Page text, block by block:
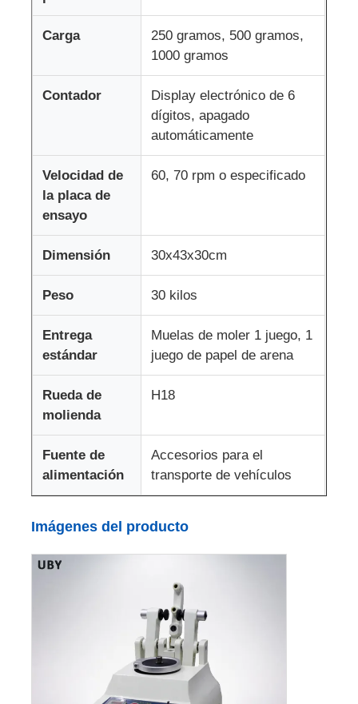
Máquina de prueba de impacto
Máquina de prueba de la abrasión
equipo de prueba de goma
Equipos de prueba de calzado
Equipo de ensayo de envases
Equipo de ensayo de adhesivos
máquina de prueba de tela
Regulador de la temperatura y de la humedad
probador de la dureza
Carga
250 gramos, 500 gramos,
1000 gramos
Contador
Display electrónico de 6
dígitos, apagado
automáticamente
Velocidad de
la placa de
ensayo
60, 70 rpm o especificado
Dimensión 30x43x30cm
Peso 30 kilos
Entrega
estándar
Muelas de moler 1 juego, 1
juego de papel de arena
Rueda de
molienda
H18
Fuente de
alimentación
Accesorios para el
transporte de vehículos
Imágenes del producto